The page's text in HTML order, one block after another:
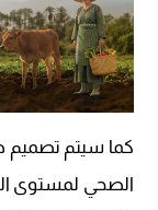
كما سيتم تصميم
الصحي لمستوى